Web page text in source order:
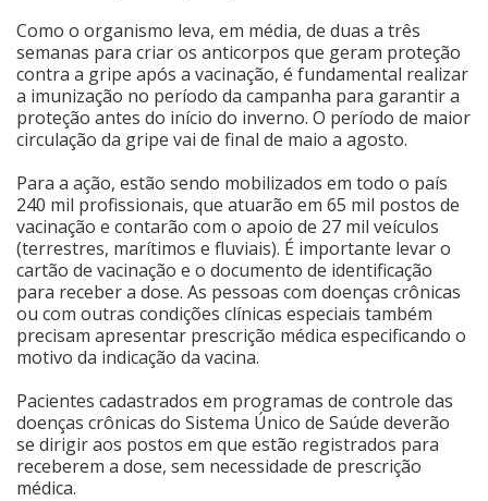
Como o organismo leva, em média, de duas a três
semanas para criar os anticorpos que geram proteção
contra a gripe após a vacinação, é fundamental realizar
a imunização no período da campanha para garantir a
proteção antes do início do inverno. O período de maior
circulação da gripe vai de final de maio a agosto.
Para a ação, estão sendo mobilizados em todo o país
240 mil profissionais, que atuarão em 65 mil postos de
vacinação e contarão com o apoio de 27 mil veículos
(terrestres, marítimos e fluviais). É importante levar o
cartão de vacinação e o documento de identificação
para receber a dose. As pessoas com doenças crônicas
ou com outras condições clínicas especiais também
precisam apresentar prescrição médica especificando o
motivo da indicação da vacina.
Pacientes cadastrados em programas de controle das
doenças crônicas do Sistema Único de Saúde deverão
se dirigir aos postos em que estão registrados para
receberem a dose, sem necessidade de prescrição
médica.